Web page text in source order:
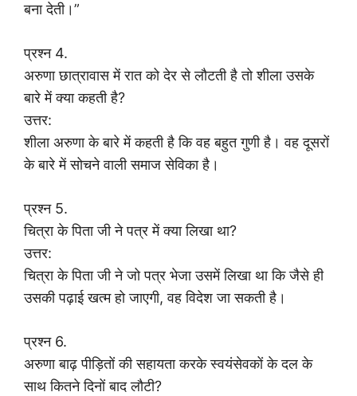
बना देती।”
प्रश्न 4.
अरुणा छात्रावास में रात को देर से लौटती है तो शीला उसके
बारे में क्या कहती है?
उत्तर:
शीला अरुणा के बारे में कहती है कि वह बहुत गुणी है। वह दूसरों
के बारे में सोचने वाली समाज सेविका है।
प्रश्न 5.
चित्रा के पिता जी ने पत्र में क्या लिखा था?
उत्तर:
चित्रा के पिता जी ने जो पत्र भेजा उसमें लिखा था कि जैसे ही
उसकी पढ़ाई खत्म हो जाएगी, वह विदेश जा सकती है।
प्रश्न 6.
अरुणा बाढ़ पीड़ितों की सहायता करके स्वयंसेवकों के दल के
साथ कितने दिनों बाद लौटी?